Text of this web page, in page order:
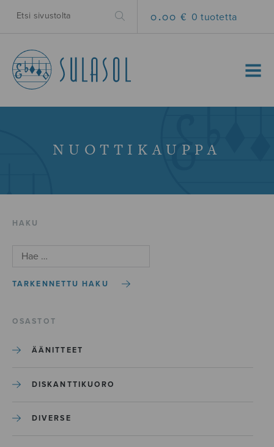
0.00 € 0 tuotetta
MENU
NUOTTIKAUPPA
HAKU
TARKENNETTU HAKU
OSASTOT
ÄÄNITTEET
DISKANTTIKUORO
DIVERSE